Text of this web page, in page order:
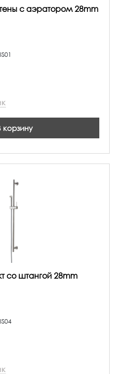
с аэратором 28mm
корзину
со штангой 28mm